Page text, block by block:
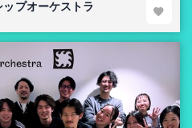
プオーケストラ